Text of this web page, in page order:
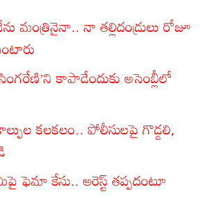
మంత్రినైనా.. నా తల్లిదండ్రులు రోజూ
కాపాడేందుకు అసెంబ్లీలో
కలకలం.. పోలీసులపై గొడ్డలి,
ఫెమా కేసు.. అరెస్ట్‌ తప్పదంటూ